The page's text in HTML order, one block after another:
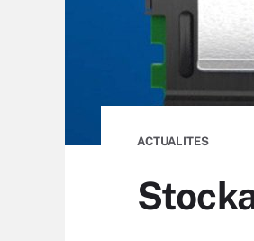
ACTUALITES